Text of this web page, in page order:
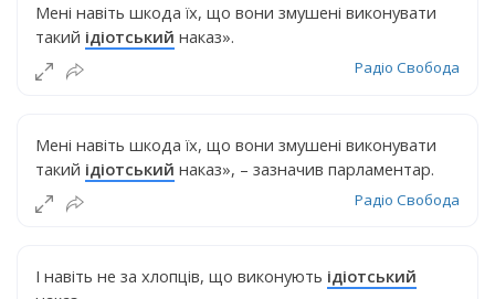
Мені навіть шкода їх, що вони змушені виконувати
такий ідіотський наказ».
Радіо Свобода
Мені навіть шкода їх, що вони змушені виконувати
такий ідіотський наказ», – зазначив парламентар.
Радіо Свобода
І навіть не за хлопців, що виконують ідіотський